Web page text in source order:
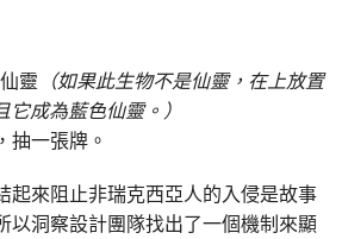
靈 （如果此生物不是仙靈，在上放置
成為藍色仙靈。）
抽一張牌。
起來阻止非瑞克西亞人的入侵是故事
以洞察設計團隊找出了一個機制來顯